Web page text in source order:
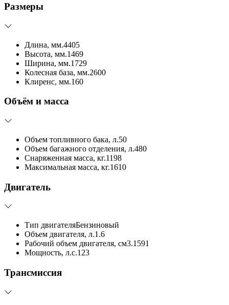
Размеры
Длина, мм.4405
Высота, мм.1469
Ширина, мм.1729
Колесная база, мм.2600
Клиренс, мм.160
Объём и масса
Объем топливного бака, л.50
Объем багажного отделения, л.480
Снаряженная масса, кг.1198
Максимальная масса, кг.1610
Двигатель
Тип двигателяБензиновый
Объем двигателя, л.1.6
Рабочий объем двигателя, см3.1591
Мощность, л.с.123
Трансмиссия